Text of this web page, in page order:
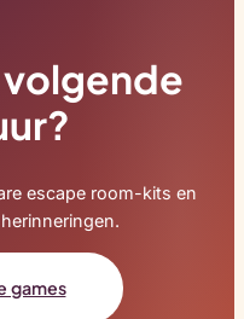
volgende
escape room-kits en
games